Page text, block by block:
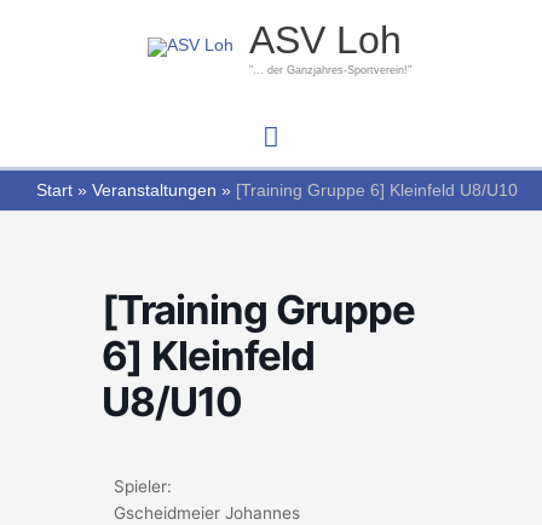
ASV Loh
"... der Ganzjahres-Sportverein!"
Hauptmenü
Start Veranstaltungen [Training Gruppe 6] Kleinfeld U8/U10
[Training Gruppe
6] Kleinfeld
U8/U10
Spieler:
Gscheidmeier Johannes